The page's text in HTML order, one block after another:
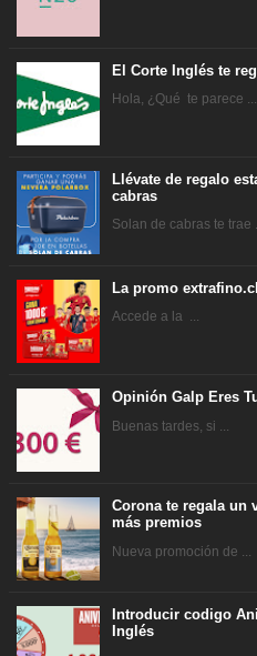
El Corte Inglés te
Hola, ¿Qué te parece ...
Llévate de regalo
cabras
Solan de cabras te trae
La promo
Accede a la ...
Opinión Galp Eres
Buenas tardes, si ...
Corona te regala un
más premios
Nueva promoción de ...
Introducir codigo
Inglés